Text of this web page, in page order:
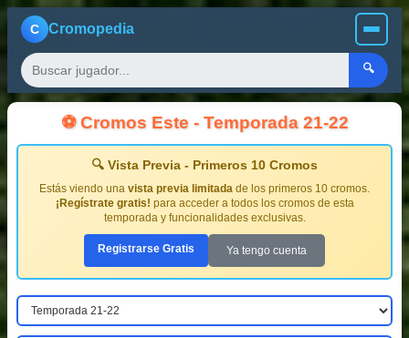
C Cromopedia
🔍
⚽ Cromos Este - Temporada 21-22
🔍 Vista Previa - Primeros 10 Cromos
Estás viendo una vista previa limitada de los primeros 10 cromos.
¡Regístrate gratis! para acceder a todos los cromos de esta
temporada y funcionalidades exclusivas.
Registrarse Gratis Ya tengo cuenta